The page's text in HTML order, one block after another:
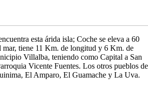
esta árida isla; Coche se eleva a 60
mar, tiene 11 Km. de longitud y 6 Km. de
Villalba, teniendo como Capital a San
Vicente Fuentes. Los otros pueblos de
El Amparo, El Guamache y La Uva.